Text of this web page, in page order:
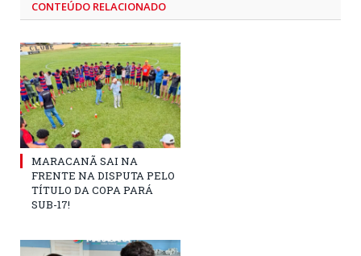
CONTEÚDO RELACIONADO
MARACANÃ SAI NA
FRENTE NA DISPUTA PELO
TÍTULO DA COPA PARÁ
SUB-17!